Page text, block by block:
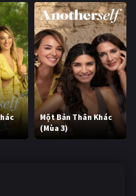
Một Bản Thân Khác
(Mùa 3)